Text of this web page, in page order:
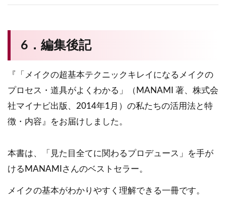
6．編集後記
『「メイクの超基本テクニックキレイになるメイクの
プロセス・道具がよくわかる」（MANAMI 著、株式会
社マイナビ出版、2014年1月）の私たちの活用法と特
徴・内容』をお届けしました。
本書は、「見た目全てに関わるプロデュース」を手が
けるMANAMIさんのベストセラー。
メイクの基本がわかりやすく理解できる一冊です。